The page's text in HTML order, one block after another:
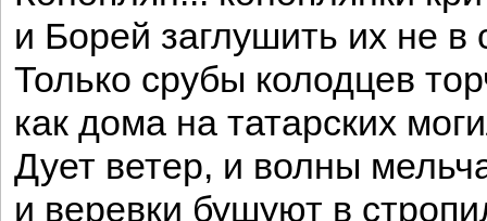
и Борей заглушить их не в
Только срубы колодцев
как дома на татарских
Дует ветер, и волны
и веревки бушуют в